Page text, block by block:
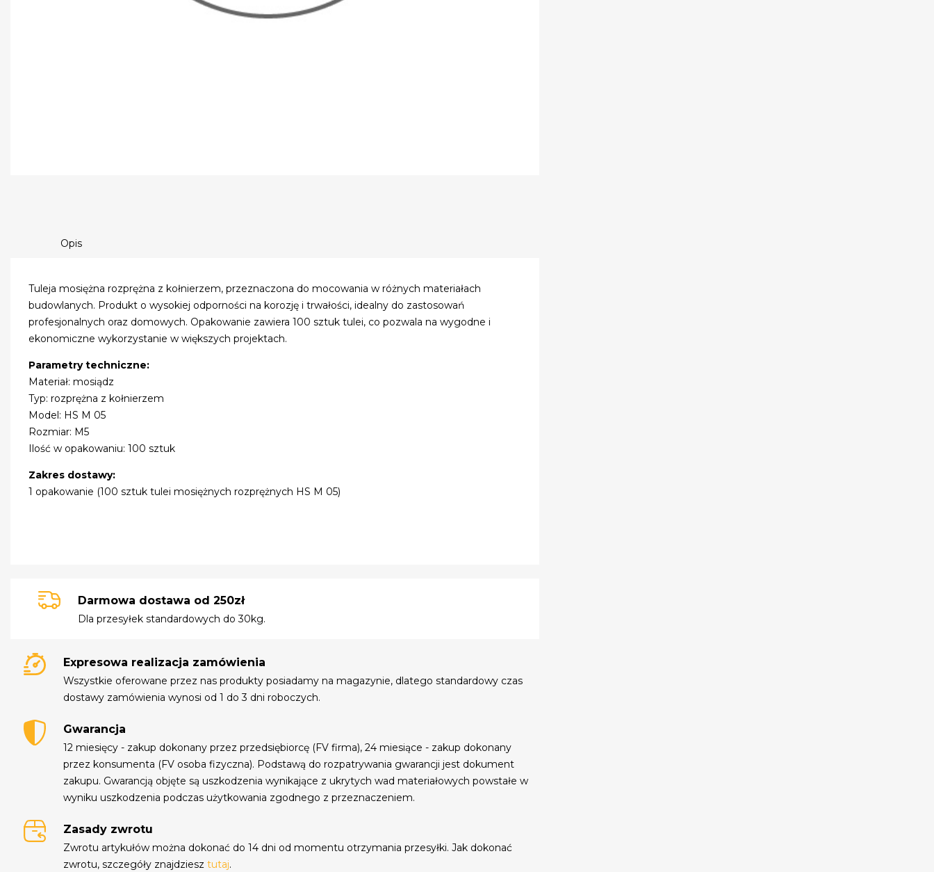
Opis
Tuleja mosiężna rozprężna z kołnierzem, przeznaczona do mocowania w różnych materiałach
budowlanych. Produkt o wysokiej odporności na korozję i trwałości, idealny do zastosowań
profesjonalnych oraz domowych. Opakowanie zawiera 100 sztuk tulei, co pozwala na wygodne i
ekonomiczne wykorzystanie w większych projektach.
Parametry techniczne:
Materiał: mosiądz
Typ: rozprężna z kołnierzem
Model: HS M 05
Rozmiar: M5
Ilość w opakowaniu: 100 sztuk
Zakres dostawy:
1 opakowanie (100 sztuk tulei mosiężnych rozprężnych HS M 05)
Darmowa dostawa od 250zł
Dla przesyłek standardowych do 30kg.
Expresowa realizacja zamówienia
Wszystkie oferowane przez nas produkty posiadamy na magazynie, dlatego standardowy czas
dostawy zamówienia wynosi od 1 do 3 dni roboczych.
Gwarancja
12 miesięcy - zakup dokonany przez przedsiębiorcę (FV firma), 24 miesiące - zakup dokonany
przez konsumenta (FV osoba fizyczna). Podstawą do rozpatrywania gwarancji jest dokument
zakupu. Gwarancją objęte są uszkodzenia wynikające z ukrytych wad materiałowych powstałe w
wyniku uszkodzenia podczas użytkowania zgodnego z przeznaczeniem.
Zasady zwrotu
Zwrotu artykułów można dokonać do 14 dni od momentu otrzymania przesyłki. Jak dokonać
zwrotu, szczegóły znajdziesztutaj.